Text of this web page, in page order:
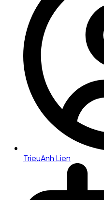
TrieuAnh Lien